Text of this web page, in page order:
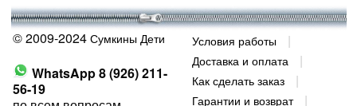
© 2009-2024 Сумкины Дети
WhatsApp 8 (926) 211-
56-19
Условия работы
Доставка и оплата
Как сделать заказ
Гарантии и возврат